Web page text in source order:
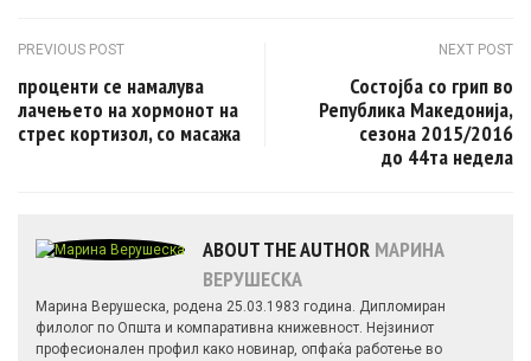
Post navigation
PREVIOUS POST
проценти се намалува
лачењето на хормонот на
стрес кортизол, со масажа
NEXT POST
Состојба со грип во
Република Македонија,
сезона 2015/2016
до 44та недела
ABOUT THE AUTHOR МАРИНА
ВЕРУШЕСКА
Марина Верушеска, родена 25.03.1983 година. Дипломиран
филолог по Општа и компаративна книжевност. Нејзиниот
професионален профил како новинар, опфаќа работење во